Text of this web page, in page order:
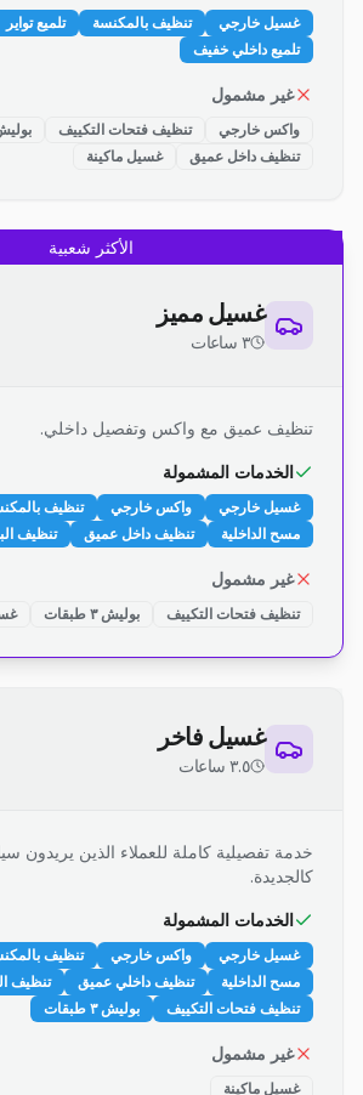
غسيل خارجي تنظيف بالمكنسة تلميع تواير
تلميع داخلي خفيف
غير مشمول
واكس خارجي تنظيف فتحات التكييف
بوليش ٣
تنظيف داخل عميق
غسيل ماكينة
الأكثر شعبية
غسيل مميز
٣ ساعات
تنظيف عميق مع واكس وتفصيل داخلي.
الخدمات المشمولة
غسيل خارجي واكس خارجي تنظيف
مسح الداخلية
تنظيف داخل عميق تنظيف
غير مشمول
تنظيف فتحات التكييف بوليش ٣ طبقات
غسيل فاخر
٣.٥ ساعات
خدمة تفصيلية كاملة للعملاء الذين يريدون
كالجديدة.
الخدمات المشمولة
غسيل خارجي واكس خارجي تنظيف
مسح الداخلية
تنظيف داخلي عميق
تنظيف
تنظيف فتحات التكييف
بوليش ٣ طبقات
غير مشمول
غسيل ماكينة